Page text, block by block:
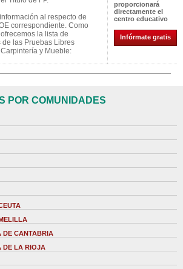
al respecto de
correspondiente. Como
la lista de
las Pruebas Libres
y Mueble:
proporcionará
directamente el
centro educativo
Infórmate gratis
POR COMUNIDADES
DE CANTABRIA
DE LA RIOJA